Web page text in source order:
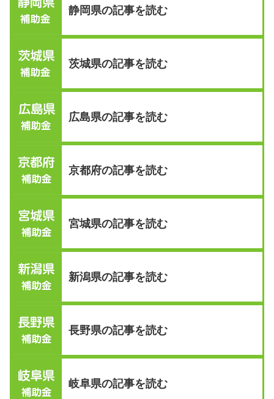
静岡県の記事を読む
茨城県の記事を読む
広島県の記事を読む
京都府の記事を読む
宮城県の記事を読む
新潟県の記事を読む
長野県の記事を読む
岐阜県の記事を読む